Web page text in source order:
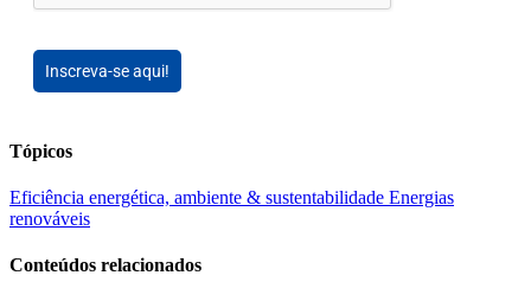
Inscreva-se aqui!
Tópicos
Eficiência energética, ambiente & sustentabilidade Energias
renováveis
Conteúdos relacionados